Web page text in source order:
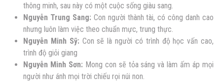
thông minh, sau này có một cuộc sống giàu sang.
Nguyễn Trung Sang: Con người thành tài, có công danh cao
nhưng luôn làm việc theo chuẩn mực, trung thực.
Nguyễn Minh Sỹ: Con sẽ là người có trình độ học vấn cao,
trình độ giỏi giang
Nguyễn Minh Sơn: Mong con sẽ tỏa sáng và làm ấm áp mọi
người như ánh mọi trời chiếu rọi núi non.